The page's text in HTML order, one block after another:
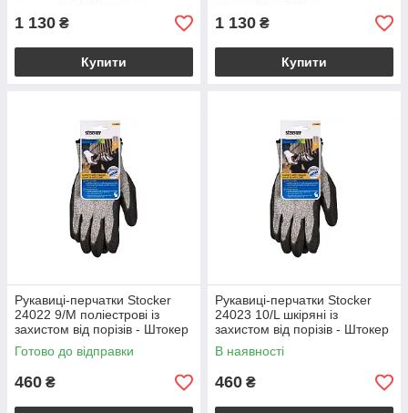
1 130 ₴
Купити
1 130 ₴
Купити
Рукавиці-перчатки Stocker
24022 9/М поліестрові із
захистом від порізів - Штокер
24022
Готово до відправки
460 ₴
Рукавиці-перчатки Stocker
24023 10/L шкіряні із
захистом від порізів - Штокер
24023
В наявності
460 ₴